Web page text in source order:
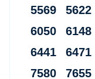
5569
6050
6441
7580